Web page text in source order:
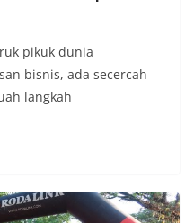
pikuk dunia
bisnis, ada secercah
langkah